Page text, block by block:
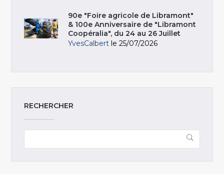
90e "Foire agricole de Libramont"
& 100e Anniversaire de "Libramont
Coopéralia", du 24 au 26 Juillet
YvesCalbert le 25/07/2026
RECHERCHER